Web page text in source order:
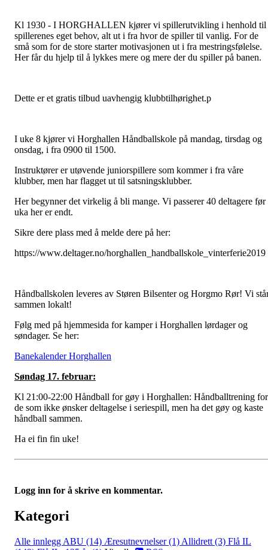
Kl 1930 - I HORGHALLEN kjører vi spillerutvikling i henhold til
spillerenes eget behov, alt ut i fra hvor de spiller til vanlig. For de
små som for de store starter motivasjonen ut i fra mestringsfølelse.
Her får du hjelp til å lykkes mere og mere der du spiller på banen.
Dette er et gratis tilbud uavhengig klubbtilhørighet.p
I uke 8 kjører vi Horghallen Håndballskole på mandag, tirsdag og
onsdag, i fra 0900 til 1500.
Instruktører er utøvende juniorspillere som kommer i fra våre
klubber, men har flagget ut til satsningsklubber.
Her begynner det virkelig å bli mange. Vi passerer 40 deltagere før
uka her er endt.
Sikre dere plass med å melde dere på her:
https://www.deltager.no/horghallen_handballskole_vinterferie2019
Håndballskolen leveres av Støren Bilsenter og Horgmo Rør! Vi
sammen lokalt!
Følg med på hjemmesida for kamper i Horghallen lørdager og
søndager. Se her:
Banekalender Horghallen
Søndag 17. februar:
Kl 21:00-22:00 Håndball for gøy i Horghallen: Håndballtrening for
de som ikke ønsker deltagelse i seriespill, men ha det gøy og kaste
håndball sammen.
Ha ei fin fin uke!
Logg inn for å skrive en kommentar.
Kategori
Alle innlegg ABU (14) Æresutnevnelser (1) Allidrett (3) Flå IL